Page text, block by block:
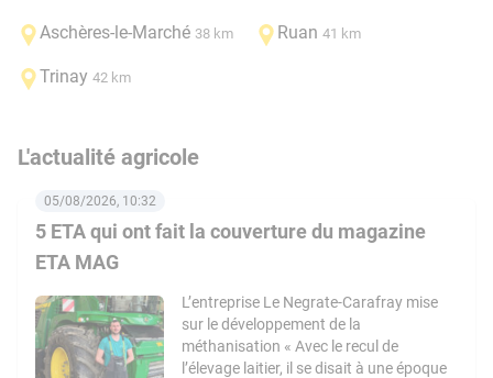
Aschères-le-Marché 38 km Ruan 41 km
Trinay 42 km
L'actualité agricole
5 ETA qui ont fait la couverture du magazine
ETA MAG
05/08/2026, 10:32
L’entreprise Le Negrate-Carafray mise
sur le développement de la
méthanisation « Avec le recul de
l’élevage laitier, il se disait à une époque